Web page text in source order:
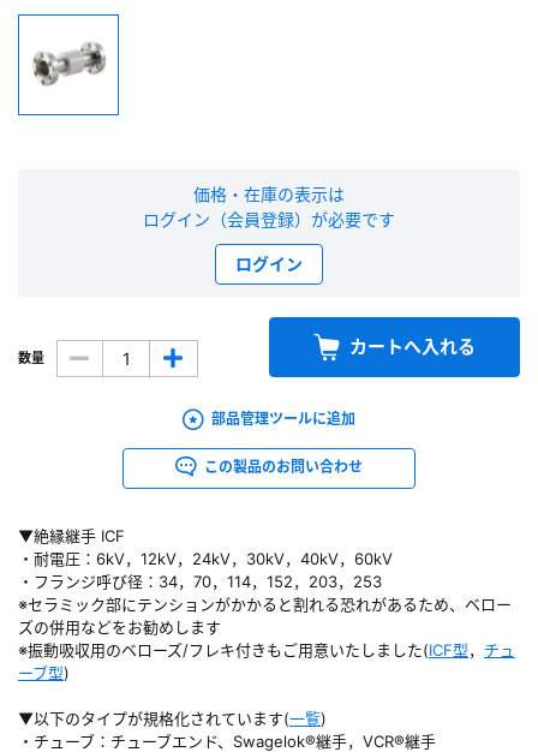
▼絶縁継手 ICF
・耐電圧：6kV，12kV，24kV，30kV，40kV，60kV
・フランジ呼び径：34，70，114，152，203，253
※セラミック部にテンションがかかると割れる恐れがあるため、ベロー
ズの併用などをお勧めします
※振動吸収用のベローズ/フレキ付きもご用意いたしました(ICF型， チュ
ーブ型)
▼以下のタイプが規格化されています(一覧)
・チューブ：チューブエンド、Swagelok®継手，VCR®継手
価格・在庫の表示は
ログイン（会員登録）が必要です
ログイン
数量 カートへ入れる
部品管理ツールに追加
この製品のお問い合わせ
※新規会員登録をお申し込み頂いてから本登録となるまで、数日間かかる場合
があります。また当社の判断によりお断りする場合があります。
ログイン
パスワード再発行ページ